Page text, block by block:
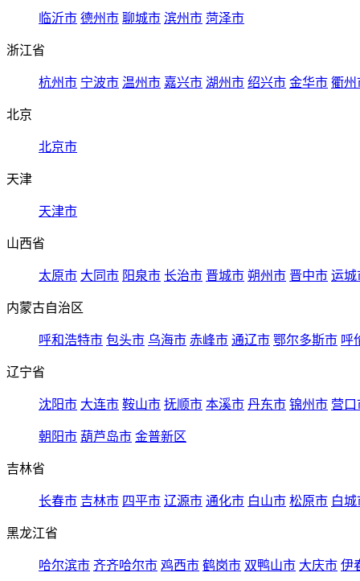
临沂市 德州市 聊城市 滨州市 菏泽市
浙江省
杭州市 宁波市 温州市 嘉兴市 湖州市 绍兴市 金华市 衢州
北京
北京市
天津
天津市
山西省
太原市 大同市 阳泉市 长治市 晋城市 朔州市 晋中市 运城
内蒙古自治区
呼和浩特市 包头市 乌海市 赤峰市 通辽市 鄂尔多斯市 呼
辽宁省
沈阳市 大连市 鞍山市 抚顺市 本溪市 丹东市 锦州市 营口
朝阳市 葫芦岛市 金普新区
吉林省
长春市 吉林市 四平市 辽源市 通化市 白山市 松原市 白城
黑龙江省
哈尔滨市 齐齐哈尔市 鸡西市 鹤岗市 双鸭山市 大庆市 伊